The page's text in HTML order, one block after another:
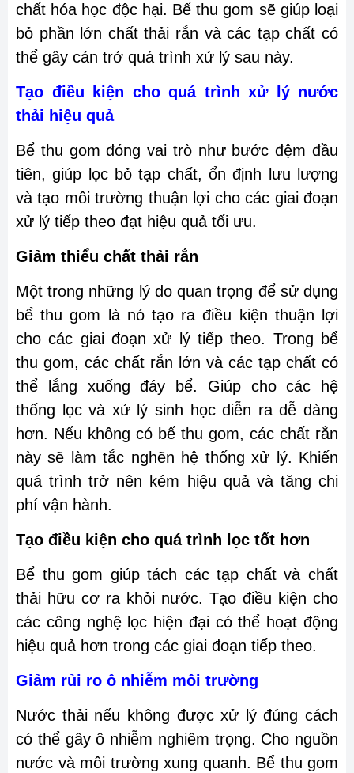
chất hóa học độc hại. Bể thu gom sẽ giúp loại
bỏ phần lớn chất thải rắn và các tạp chất có
thể gây cản trở quá trình xử lý sau này.
Tạo điều kiện cho quá trình xử lý nước
thải hiệu quả
Bể thu gom đóng vai trò như bước đệm đầu
tiên, giúp lọc bỏ tạp chất, ổn định lưu lượng
và tạo môi trường thuận lợi cho các giai đoạn
xử lý tiếp theo đạt hiệu quả tối ưu.
Giảm thiểu chất thải rắn
Một trong những lý do quan trọng để sử dụng
bể thu gom là nó tạo ra điều kiện thuận lợi
cho các giai đoạn xử lý tiếp theo. Trong bể
thu gom, các chất rắn lớn và các tạp chất có
thể lắng xuống đáy bể. Giúp cho các hệ
thống lọc và xử lý sinh học diễn ra dễ dàng
hơn. Nếu không có bể thu gom, các chất rắn
này sẽ làm tắc nghẽn hệ thống xử lý. Khiến
quá trình trở nên kém hiệu quả và tăng chi
phí vận hành.
Tạo điều kiện cho quá trình lọc tốt hơn
Bể thu gom giúp tách các tạp chất và chất
thải hữu cơ ra khỏi nước. Tạo điều kiện cho
các công nghệ lọc hiện đại có thể hoạt động
hiệu quả hơn trong các giai đoạn tiếp theo.
Giảm rủi ro ô nhiễm môi trường
Nước thải nếu không được xử lý đúng cách
có thể gây ô nhiễm nghiêm trọng. Cho nguồn
nước và môi trường xung quanh. Bể thu gom